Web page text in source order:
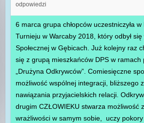
odpowiedzi
6 marca grupa chłopców uczestniczyła
Turnieju w Warcaby 2018, który odbył
Społecznej w Gębicach. Już kolejny raz
się z grupą mieszkańców DPS w ramach
„Drużyna Odkrywców”. Comiesięczne
możliwość wspólnej integracji, bliższego
nawiązania przyjacielskich relacji.
drugim CZŁOWIEKU stwarza możliwość
wrażliwości w samym sobie, uczy